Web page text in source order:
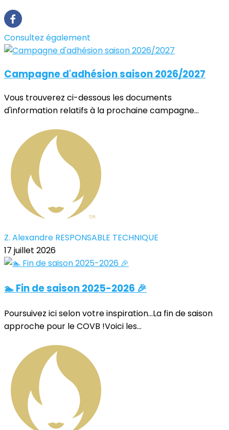
Consultez également
Campagne d'adhésion saison 2026/2027
Vous trouverez ci-dessous les documents
d'information relatifs à la prochaine campagne...
Z. Alexandre RESPONSABLE TECHNIQUE
17 juillet 2026
🏊 Fin de saison 2025-2026 🎉
Poursuivez ici selon votre inspiration...La fin de saison
approche pour le COVB !Voici les...